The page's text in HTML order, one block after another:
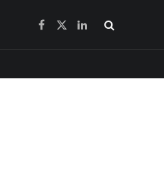
Facebook
X
LinkedIn